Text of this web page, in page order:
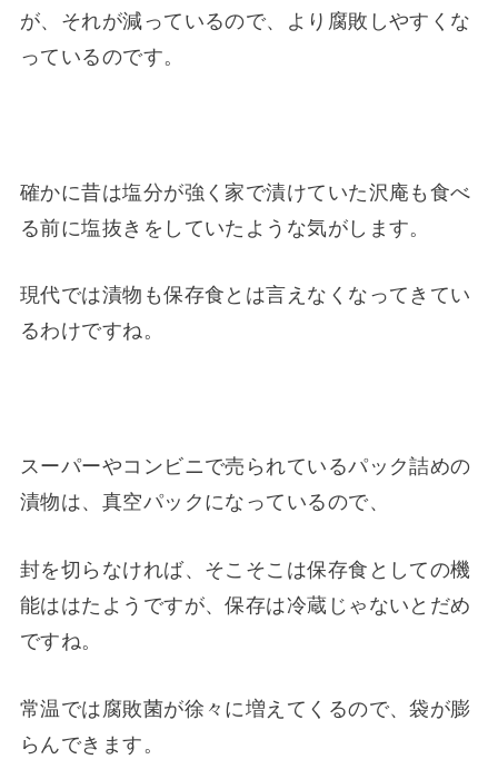
が、それが減っているので、より腐敗しやすくな
っているのです。
確かに昔は塩分が強く家で漬けていた沢庵も食べ
る前に塩抜きをしていたような気がします。
現代では漬物も保存食とは言えなくなってきてい
るわけですね。
スーパーやコンビニで売られているパック詰めの
漬物は、真空パックになっているので、
封を切らなければ、そこそこは保存食としての機
能ははたようですが、保存は冷蔵じゃないとだめ
ですね。
常温では腐敗菌が徐々に増えてくるので、袋が膨
らんできます。